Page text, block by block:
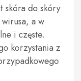
skóra do skóry
a w
i częste.
korzystania z